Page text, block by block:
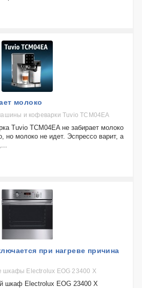
молоко
и кофеварки Tuvio TCM04EA
Tuvio TCM04EA не забирает молоко
но молоко не идет. Эспрессо варит, а
при нагреве причина
шкафы Electrolux EOG 23400 X
шкаф Electrolux EOG 23400 X